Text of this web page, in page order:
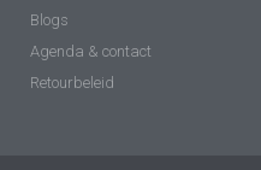
Blogs
Agenda & contact
Retourbeleid